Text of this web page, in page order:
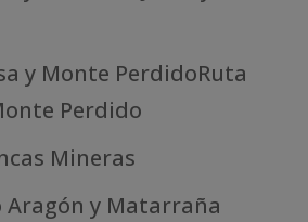
y Monte PerdidoRuta
Perdido
Mineras
Aragón y Matarraña